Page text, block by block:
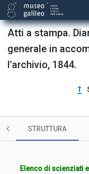
Atti a stampa.
generale in
l'archivio, 1844.
upgrade
STRUTTURA
Elenco di scienziati